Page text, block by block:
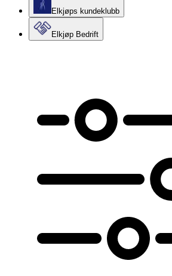
Elkjøps kundeklubb
Elkjøp Bedrift